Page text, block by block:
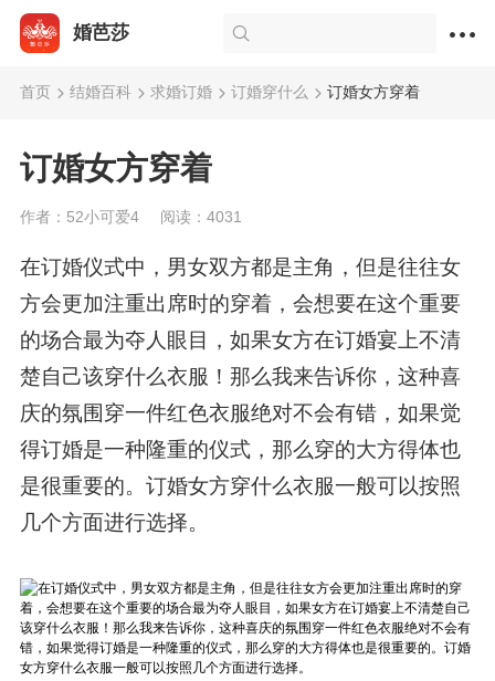
婚芭莎
首页 结婚百科 求婚订婚 订婚穿什么 订婚女方穿着
订婚女方穿着
作者：52小可爱4 阅读：4031
在订婚仪式中，男女双方都是主角，但是往往女
方会更加注重出席时的穿着，会想要在这个重要
的场合最为夺人眼目，如果女方在订婚宴上不清
楚自己该穿什么衣服！那么我来告诉你，这种喜
庆的氛围穿一件红色衣服绝对不会有错，如果觉
得订婚是一种隆重的仪式，那么穿的大方得体也
是很重要的。订婚女方穿什么衣服一般可以按照
几个方面进行选择。